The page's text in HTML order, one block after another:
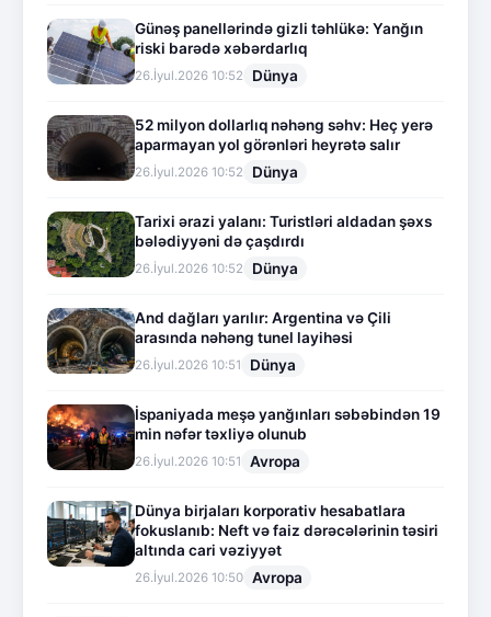
Günəş panellərində gizli təhlükə: Yanğın
riski barədə xəbərdarlıq
26.İyul.2026 10:52 Dünya
52 milyon dollarlıq nəhəng səhv: Heç yerə
aparmayan yol görənləri heyrətə salır
26.İyul.2026 10:52 Dünya
Tarixi ərazi yalanı: Turistləri aldadan şəxs
bələdiyyəni də çaşdırdı
26.İyul.2026 10:52 Dünya
And dağları yarılır: Argentina və Çili
arasında nəhəng tunel layihəsi
26.İyul.2026 10:51 Dünya
İspaniyada meşə yanğınları səbəbindən 19
min nəfər təxliyə olunub
26.İyul.2026 10:51 Avropa
Dünya birjaları korporativ hesabatlara
fokuslanıb: Neft və faiz dərəcələrinin təsiri
altında cari vəziyyət
26.İyul.2026 10:50 Avropa